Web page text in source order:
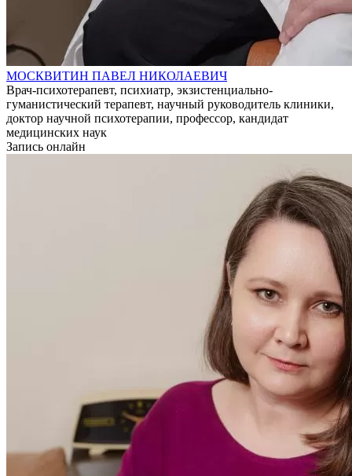
МОСКВИТИН ПАВЕЛ НИКОЛАЕВИЧ
Врач-психотерапевт, психиатр, экзистенциально-
гуманистический терапевт, научный руководитель клиники,
доктор научной психотерапии, профессор, кандидат
медицинских наук
Запись онлайн